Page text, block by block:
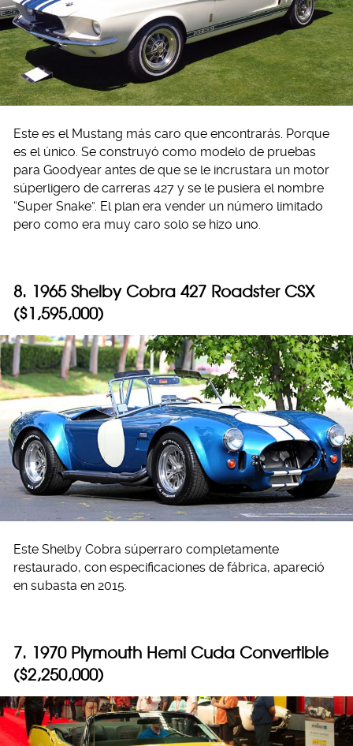
Este es el Mustang más caro que encontrarás. Porque
es el único. Se construyó como modelo de pruebas
para Goodyear antes de que se le incrustara un motor
súperligero de carreras 427 y se le pusiera el nombre
“Super Snake”. El plan era vender un número limitado
pero como era muy caro solo se hizo uno.
8. 1965 Shelby Cobra 427 Roadster CSX
($1,595,000)
Este Shelby Cobra súperraro completamente
restaurado, con especificaciones de fábrica, apareció
en subasta en 2015.
7. 1970 Plymouth Hemi Cuda Convertible
($2,250,000)